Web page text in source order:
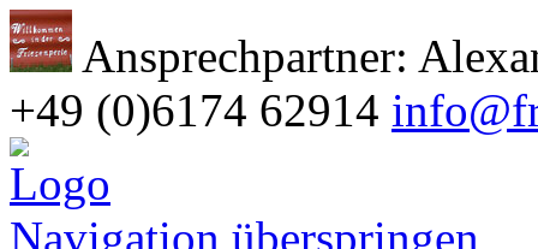
Ansprechpartner:
+49 (0)6174 62914
Navigation überspringen